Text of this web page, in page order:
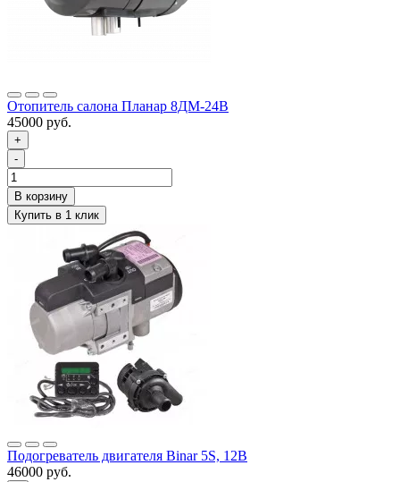
Отопитель салона Планар 8ДМ-24В
45000 руб.
+
-
Подогреватель двигателя Binar 5S, 12В
46000 руб.